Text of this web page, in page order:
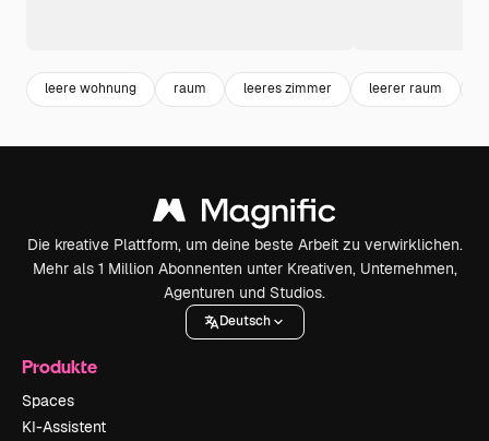
leere wohnung raum leeres zimmer leerer raum
Die kreative Plattform, um deine beste Arbeit zu verwirklichen.
Mehr als 1 Million Abonnenten unter Kreativen, Unternehmen,
Agenturen und Studios.
Deutsch
Produkte
Spaces
KI-Assistent